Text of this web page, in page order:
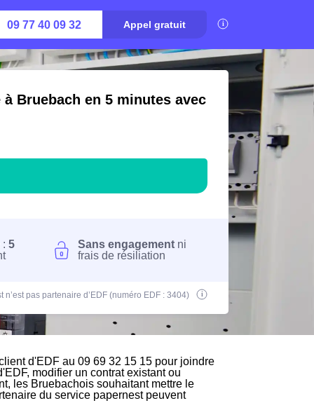
09 77 40 09 32 Appel gratuit
Bruebach en 5 minutes avec
:5
Sans engagement ni
frais de résiliation
n’est pas partenaire d’EDF (numéro EDF : 3404)
d'EDF au 09 69 32 15 15 pour joindre
modifier un contrat existant ou
les Bruebachois souhaitant mettre le
du service papernest peuvent